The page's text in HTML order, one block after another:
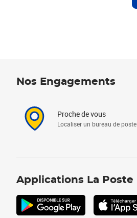
Nos Engagements
Proche de vous
Localiser un bureau de poste
Applications La Poste